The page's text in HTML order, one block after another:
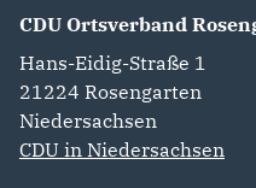
CDU Ortsverband
Hans-Eidig-Straße 1
21224 Rosengarten
Niedersachsen
CDU in Niedersachsen